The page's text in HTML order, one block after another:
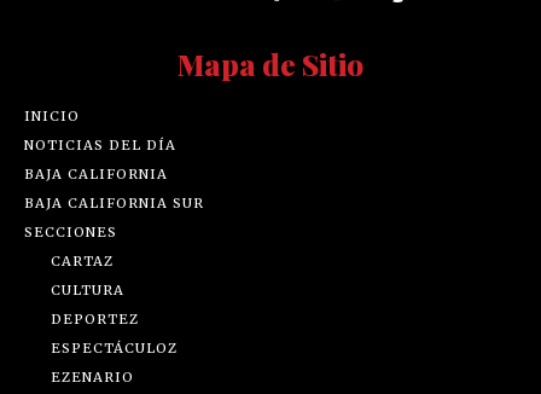
Mapa de Sitio
INICIO
NOTICIAS DEL DÍA
BAJA CALIFORNIA
BAJA CALIFORNIA SUR
SECCIONES
CARTAZ
CULTURA
DEPORTEZ
ESPECTÁCULOZ
EZENARIO